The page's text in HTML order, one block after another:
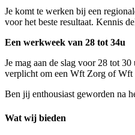
Je komt te werken bij een
voor het beste resultaat. Kennis
Een werkweek van 28 tot 34u
Je mag aan de slag voor 28 tot
verplicht om een Wft Zorg of Wft
Ben jij enthousiast geworden na
Wat wij bieden